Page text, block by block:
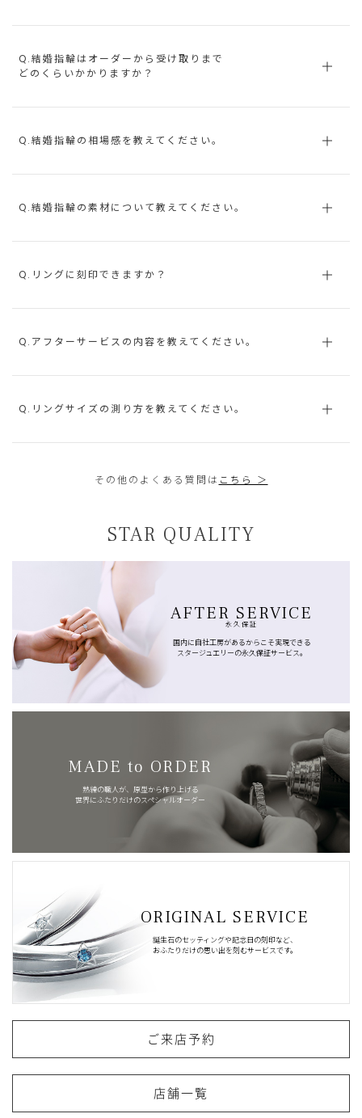
Q.結婚指輪はオーダーから受け取りまで
どのくらいかかりますか？
Q.結婚指輪の相場感を教えてください。
Q.結婚指輪の素材について教えてください。
Q.リングに刻印できますか？
Q.アフターサービスの内容を教えてください。
Q.リングサイズの測り方を教えてください。
その他のよくある質問は こちら ＞
STAR QUALITY
AFTER SERVICE
永久保証
国内に自社工房があるからこそ実現できる
スタージュエリーの永久保証サービス。
MADE to ORDER
熟練の職人が、原型から作り上げる
世界にふたりだけのスペシャルオーダー
ORIGINAL SERVICE
誕生石のセッティングや記念日の刻印など、
おふたりだけの思い出を刻むサービスです。
ご来店予約
店舗一覧